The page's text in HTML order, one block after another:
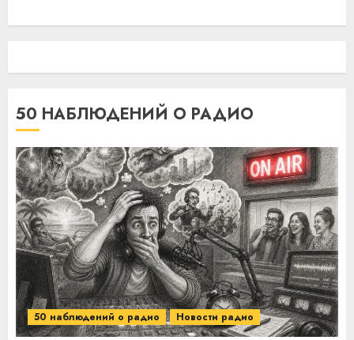
50 НАБЛЮДЕНИЙ О РАДИО
50 наблюдений о радио Новости радио